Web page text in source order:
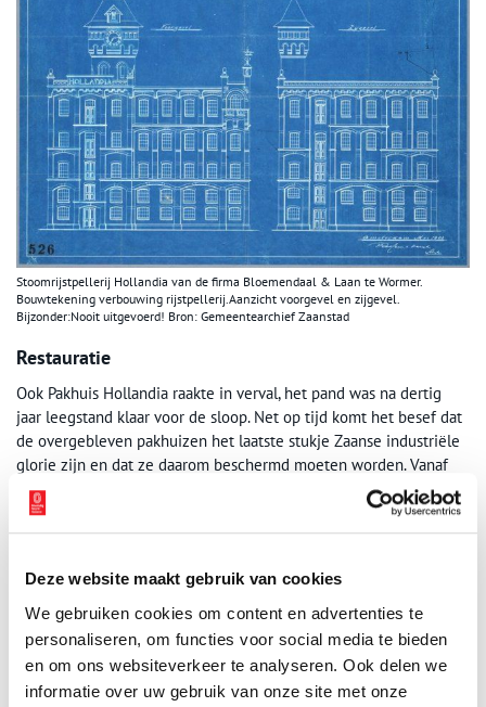
Deze website maakt gebruik van cookies
We gebruiken cookies om content en advertenties te
personaliseren, om functies voor social media te bieden
en om ons websiteverkeer te analyseren. Ook delen we
informatie over uw gebruik van onze site met onze
Stoomrijstpellerij Hollandia van de firma Bloemendaal & Laan te Wormer.
Bouwtekening verbouwing rijstpellerij.Aanzicht voorgevel en zijgevel.
Bijzonder:Nooit uitgevoerd! Bron: Gemeentearchief Zaanstad
Restauratie
Ook Pakhuis Hollandia raakte in verval, het pand was na dertig
jaar leegstand klaar voor de sloop. Net op tijd komt het besef dat
de overgebleven pakhuizen het laatste stukje Zaanse industriële
glorie zijn en dat ze daarom beschermd moeten worden. Vanaf
1980 voerde Stichting Hollandia stap voor stap de restauratie van
Pakhuis Hollandia uit. Het pand is inmiddels in de stijl van rond
1900 hersteld. De gietijzeren kolommen en ornamenten in
weleer uit. Bedrijven huren inmiddels kantoorruimtes in het
gerestaureerde pakhuis. Waar eens de molenstenen rijstkorrels
maalden, staan nu bureaus met moderne computers.